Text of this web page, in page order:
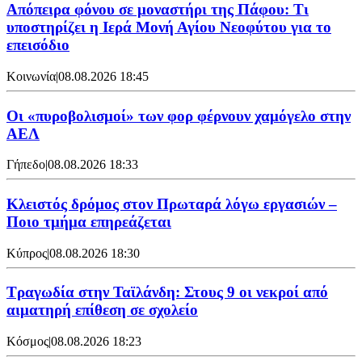
Απόπειρα φόνου σε μοναστήρι της Πάφου: Τι
υποστηρίζει η Ιερά Μονή Αγίου Νεοφύτου για το
επεισόδιο
Κοινωνία|08.08.2026 18:45
Οι «πυροβολισμοί» των φορ φέρνουν χαμόγελο στην
ΑΕΛ
Γήπεδο|08.08.2026 18:33
Κλειστός δρόμος στον Πρωταρά λόγω εργασιών –
Ποιο τμήμα επηρεάζεται
Κύπρος|08.08.2026 18:30
Τραγωδία στην Ταϊλάνδη: Στους 9 οι νεκροί από
αιματηρή επίθεση σε σχολείο
Κόσμος|08.08.2026 18:23